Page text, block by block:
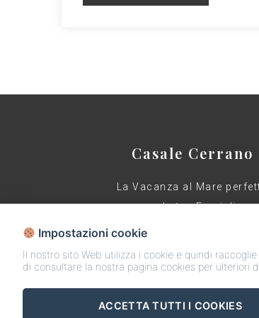
Casale Cerrano
La Vacanza al Mare
per la tua Famiglia
Impostazioni cookie
Il nostro sito Web utilizza i cookie e quindi
di consultare la nostra pagina cookies per ulteriori
ACCETTA TUTTI I COOKIES